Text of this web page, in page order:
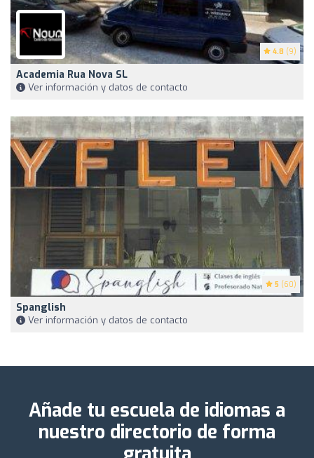
4.8 (9)
Academia Rua Nova SL
Ver información y datos de contacto
5 (60)
Spanglish
Ver información y datos de contacto
Añade tu escuela de idiomas a
nuestro directorio de forma